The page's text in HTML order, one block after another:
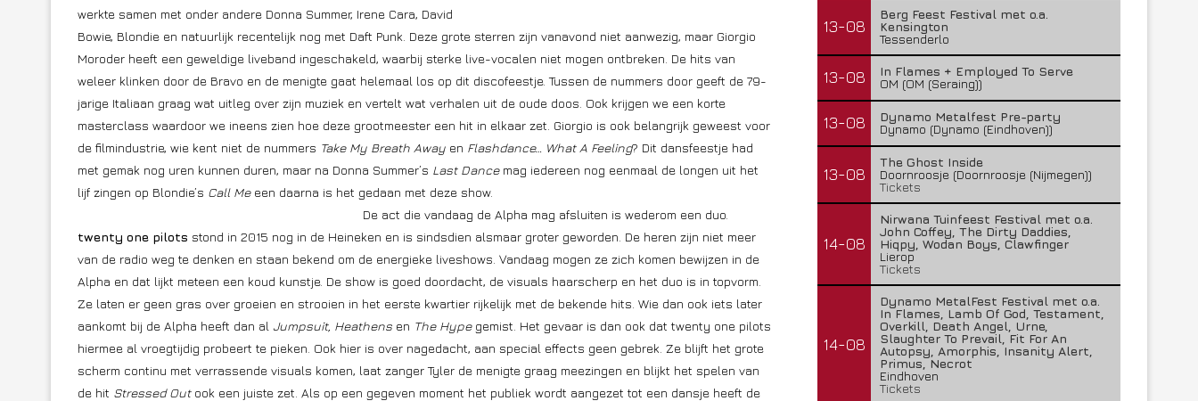
werkte samen met onder andere Donna Summer, Irene Cara, David
Bowie, Blondie en natuurlijk recentelijk nog met Daft Punk. Deze grote sterren zijn vanavond niet aanwezig, maar Giorgio
Moroder heeft een geweldige liveband ingeschakeld, waarbij sterke live-vocalen niet mogen ontbreken. De hits van
weleer klinken door de Bravo en de menigte gaat helemaal los op dit discofeestje. Tussen de nummers door geeft de 79-
jarige Italiaan graag wat uitleg over zijn muziek en vertelt wat verhalen uit de oude doos. Ook krijgen we een korte
masterclass waardoor we ineens zien hoe deze grootmeester een hit in elkaar zet. Giorgio is ook belangrijk geweest voor
de filmindustrie, wie kent niet de nummers Take My Breath Away en Flashdance… What A Feeling? Dit dansfeestje had
met gemak nog uren kunnen duren, maar na Donna Summer’s Last Dancemag iedereen nog eenmaal de longen uit het
lijf zingen op Blondie’s Call Meeen daarna is het gedaan met deze show.
De act die vandaag de Alpha mag afsluiten is wederom een duo.
twenty one pilots stond in 2015 nog in de Heineken en is sindsdien alsmaar groter geworden. De heren zijn niet meer
van de radio weg te denken en staan bekend om de energieke liveshows. Vandaag mogen ze zich komen bewijzen in de
Alpha en dat lijkt meteen een koud kunstje. De show is goed doordacht, de visuals haarscherp en het duo is in topvorm.
Ze laten er geen gras over groeien en strooien in het eerste kwartier rijkelijk met de bekende hits. Wie dan ook iets later
aankomt bij de Alpha heeft dan al Jumpsuit, Heathens en The Hypegemist. Het gevaar is dan ook dat twenty one pilots
hiermee al vroegtijdig probeert te pieken. Ook hier is over nagedacht, aan special effects geen gebrek. Ze blijft het grote
scherm continu met verrassende visuals komen, laat zanger Tyler de menigte graag meezingen en blijkt het spelen van
de hit Stressed Outook een juiste zet. Als op een gegeven moment het publiek wordt aangezet tot een dansje heeft de
13-08
Berg Feest Festival met o.a.
Kensington
Tessenderlo
13-08
In Flames + Employed To Serve
OM (OM (Seraing))
13-08
Dynamo Metalfest Pre-party
Dynamo (Dynamo (Eindhoven))
13-08
The Ghost Inside
Doornroosje (Doornroosje (Nijmegen))
Tickets
14-08
Nirwana Tuinfeest Festival met o.a.
John Coffey, The Dirty Daddies,
Hiqpy, Wodan Boys, Clawfinger
Lierop
Tickets
14-08
Dynamo MetalFest Festival met o.a.
In Flames, Lamb Of God, Testament,
Overkill, Death Angel, Urne,
Slaughter To Prevail, Fit For An
Autopsy, Amorphis, Insanity Alert,
Primus, Necrot
Eindhoven
Tickets